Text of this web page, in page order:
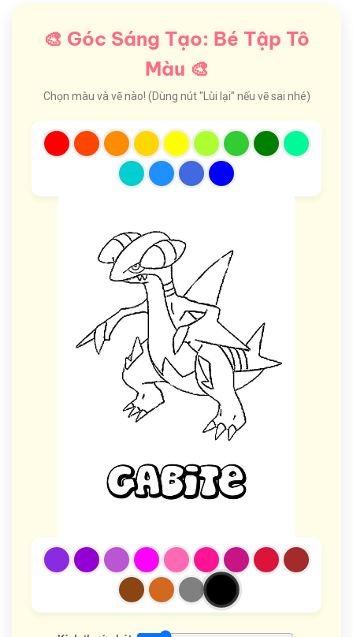
🎨 Góc Sáng Tạo: Bé Tập Tô
Màu 🎨
Chọn màu và vẽ nào! (Dùng nút "Lùi lại" nếu vẽ sai nhé)